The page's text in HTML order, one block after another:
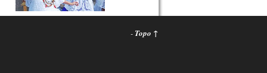
- Topo ↑